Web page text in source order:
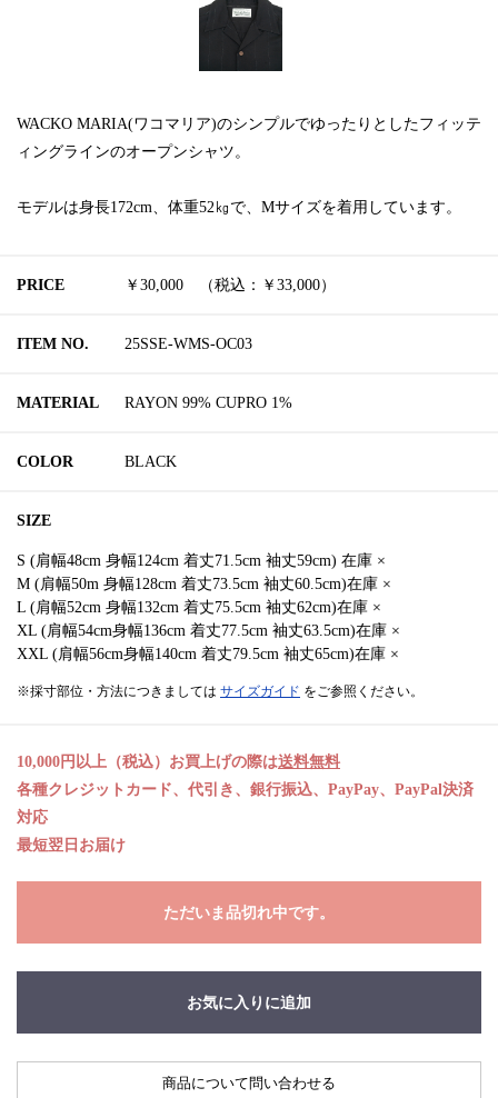
WACKO MARIA(ワコマリア)のシンプルでゆったりとしたフィッテ
ィングラインのオープンシャツ。
モデルは身長172cm、体重52㎏で、Mサイズを着用しています。
PRICE ￥30,000 （税込：￥33,000）
ITEM NO. 25SSE-WMS-OC03
MATERIAL RAYON 99% CUPRO 1%
COLOR BLACK
SIZE
S (肩幅48cm 身幅124cm 着丈71.5cm 袖丈59cm) 在庫 ×
M (肩幅50m 身幅128cm 着丈73.5cm 袖丈60.5cm)在庫 ×
L (肩幅52cm 身幅132cm 着丈75.5cm 袖丈62cm)在庫 ×
XL (肩幅54cm身幅136cm 着丈77.5cm 袖丈63.5cm)在庫 ×
XXL (肩幅56cm身幅140cm 着丈79.5cm 袖丈65cm)在庫 ×
※採寸部位・方法につきましては サイズガイド をご参照ください。
10,000円以上（税込）お買上げの際は送料無料
各種クレジットカード、代引き、銀行振込、PayPay、PayPal決済
対応
最短翌日お届け
ただいま品切れ中です。
お気に入りに追加
商品について問い合わせる